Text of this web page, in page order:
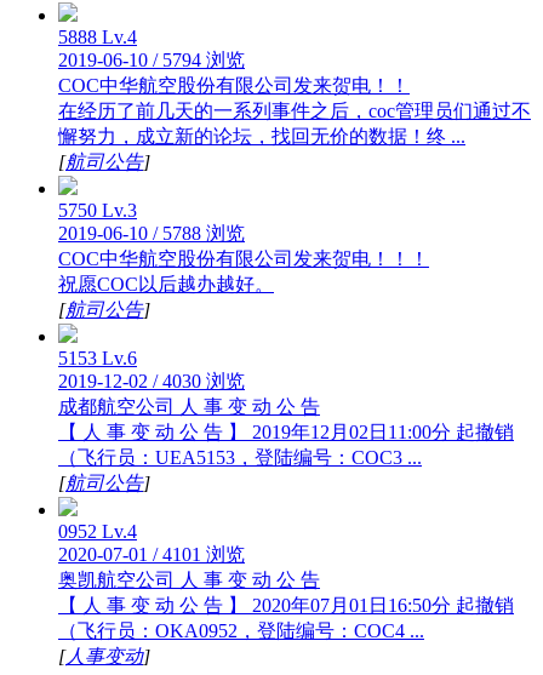
5888 Lv.4
2019-06-10 / 5794 浏览
COC中华航空股份有限公司发来贺电！！
在经历了前几天的一系列事件之后，coc管理员们通过不
懈努力，成立新的论坛，找回无价的数据！终 ...
[航司公告]
5750 Lv.3
2019-06-10 / 5788 浏览
COC中华航空股份有限公司发来贺电！！！
祝愿COC以后越办越好。
[航司公告]
5153 Lv.6
2019-12-02 / 4030 浏览
成都航空公司 人 事 变 动 公 告
【 人 事 变 动 公 告 】 2019年12月02日11:00分 起撤销
（飞行员：UEA5153，登陆编号：COC3 ...
[航司公告]
0952 Lv.4
2020-07-01 / 4101 浏览
奥凯航空公司 人 事 变 动 公 告
【 人 事 变 动 公 告 】 2020年07月01日16:50分 起撤销
（飞行员：OKA0952，登陆编号：COC4 ...
[人事变动]